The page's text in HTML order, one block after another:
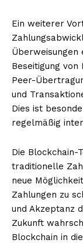
Ein weiterer
Überweisungen
Beseitigung
Peer-
und
Dies ist
regelmäßig
Die Blockchain-
traditionelle
neue
Zahlungen zu
und Akzeptanz
Zukunft
Blockchain in